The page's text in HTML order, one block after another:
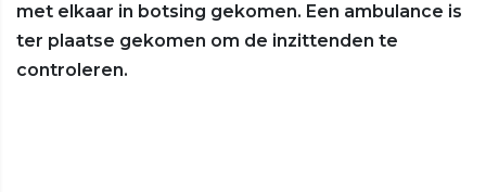
met elkaar in botsing gekomen. Een ambulance is
ter plaatse gekomen om de inzittenden te
controleren.